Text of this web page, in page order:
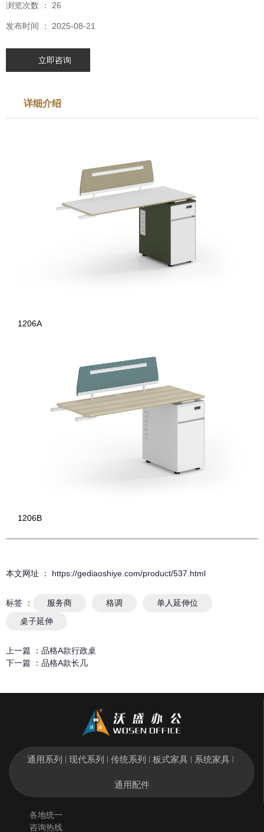
浏览次数 ： 26
发布时间 ： 2025-08-21
立即咨询
详细介绍
1206A
1206B
本文网址 ： https://gediaoshiye.com/product/537.html
标签 ： 服务商 格调
单人延伸位
桌子延伸
上一篇 ： 品格A款行政桌
下一篇 ： 品格A款长几
通用系列 现代系列 传统系列 板式家具 系统家具
通用配件
各地统一
咨询热线